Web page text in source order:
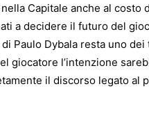
Capitale anche al costo
a decidere il futuro del
Paulo Dybala resta uno
giocatore l’intenzione
il discorso legato al